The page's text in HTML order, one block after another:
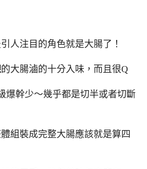
人注目的角色就是大腸了！
的大腸滷的十分入味，而且很Q
爆幹少～幾乎都是切半或者切斷
組裝成完整大腸應該就是算四